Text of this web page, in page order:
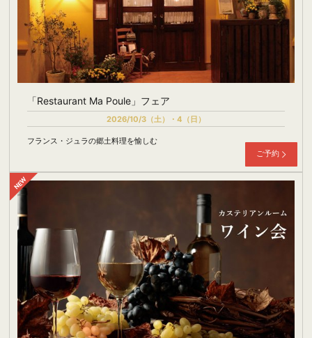
「Restaurant Ma Poule」フェア
2026/10/3（土）・4（日）
フランス・ジュラの郷土料理を愉しむ
ご予約